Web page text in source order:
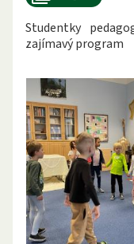
Studentky
zajímavý program